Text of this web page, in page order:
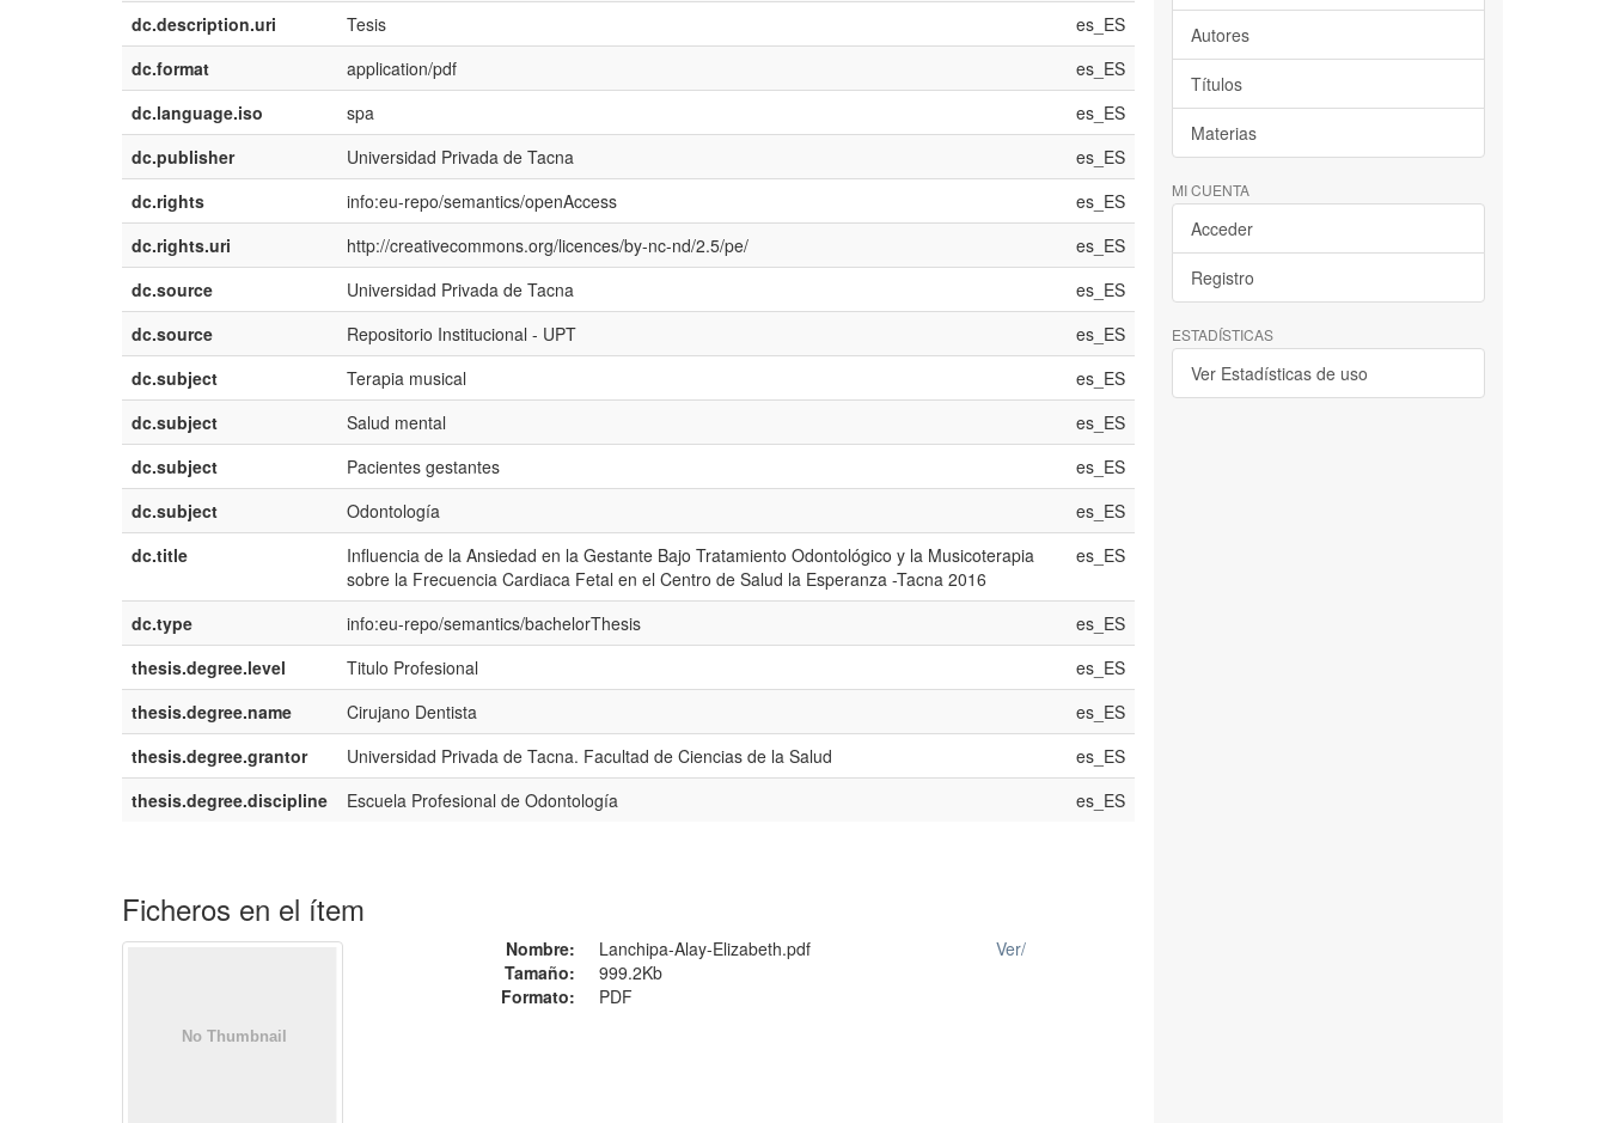
dc.description.uri Tesis
es_ES
dc.format
application/pdf
es_ES
dc.language.iso
spa
es_ES
dc.publisher
Universidad Privada de Tacna
es_ES
dc.rights
info:eu-repo/semantics/openAccess
es_ES
dc.rights.uri
http://creativecommons.org/licences/by-nc-nd/2.5/pe/
es_ES
dc.source
Universidad Privada de Tacna
es_ES
dc.source
Repositorio Institucional - UPT
es_ES
dc.subject
Terapia musical
es_ES
dc.subject
Salud mental
es_ES
dc.subject
Pacientes gestantes
es_ES
dc.subject
Odontología
es_ES
dc.title
Influencia de la Ansiedad en la Gestante Bajo Tratamiento Odontológico y la Musicoterapia
sobre la Frecuencia Cardiaca Fetal en el Centro de Salud la Esperanza -Tacna 2016
es_ES
dc.type info:eu-repo/semantics/bachelorThesis
es_ES
thesis.degree.level
Titulo Profesional
es_ES
thesis.degree.name
Cirujano Dentista
es_ES
thesis.degree.grantor
Universidad Privada de Tacna. Facultad de Ciencias de la Salud
es_ES
thesis.degree.discipline
Escuela Profesional de Odontología es_ES
Ficheros en el ítem
Nombre:
Lanchipa-Alay-Elizabeth.pdf
Tamaño:
999.2Kb
Formato:
PDF
Ver/
Autores
Títulos
Materias
MI CUENTA
Acceder
Registro
ESTADÍSTICAS
Ver Estadísticas de uso